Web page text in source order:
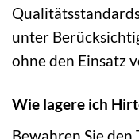
unter
ohne den Einsatz
Wie lagere ich
Bewahren Sie